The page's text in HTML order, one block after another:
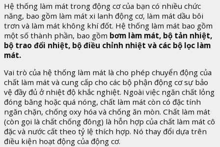
Hệ thống làm mát trong động cơ của bạn có nhiều chức
năng, bao gồm làm mát xi lanh động cơ, làm mát dầu bôi
trơn và làm mát không khí đốt. Hệ thống làm mát bao gồm
một số thành phần, bao gồm bơm làm mát, bộ tản nhiệt,
bộ trao đổi nhiệt, bộ điều chỉnh nhiệt và các bộ lọc làm
mát.
Vai trò của hệ thống làm mát là cho phép chuyển động của
chất làm mát và cung cấp cho các bộ phận động cơ sự bảo
vệ đầy đủ ở nhiệt độ khắc nghiệt. Ngoài việc ngăn chất lỏng
đóng băng hoặc quá nóng, chất làm mát còn có đặc tính
ngăn chặn, chống oxy hóa và chống ăn mòn. Chất làm mát
(còn gọi là chất chống đông) là hỗn hợp của chất làm mát cô
đặc và nước cất theo tỷ lệ thích hợp. Nó thay đổi dựa trên
điều kiện hoạt động của động cơ.